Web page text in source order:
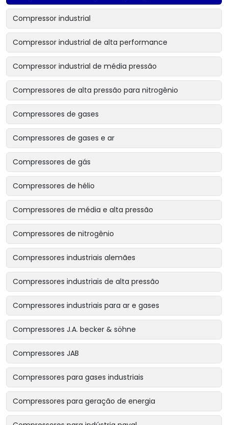
Compressor industrial
Compressor industrial de alta performance
Compressor industrial de média pressão
Compressores de alta pressão para nitrogênio
Compressores de gases
Compressores de gases e ar
Compressores de gás
Compressores de hélio
Compressores de média e alta pressão
Compressores de nitrogênio
Compressores industriais alemães
Compressores industriais de alta pressão
Compressores industriais para ar e gases
Compressores J.A. becker & söhne
Compressores JAB
Compressores para gases industriais
Compressores para geração de energia